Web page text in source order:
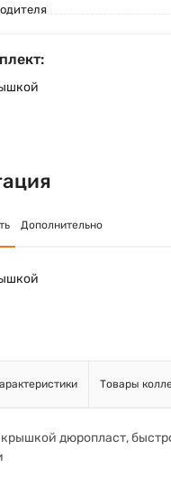
Дополнительно
Товары
крышкой дюропласт,